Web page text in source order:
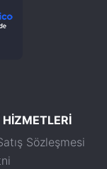
HİZMETLERİ
Sözleşmesi